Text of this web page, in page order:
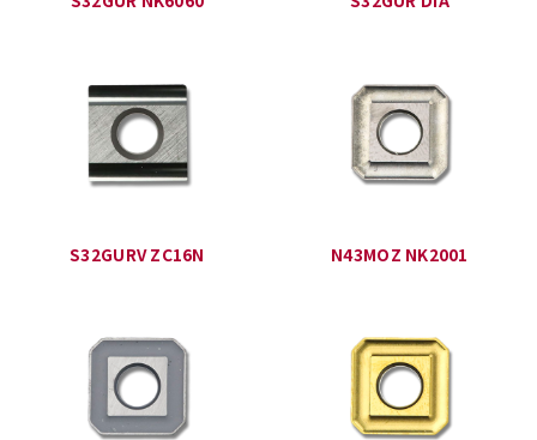
S32GURV ZC16N N43MOZ NK2001